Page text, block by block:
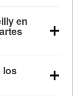
y
Engine”
en
en
en la
hayas
los